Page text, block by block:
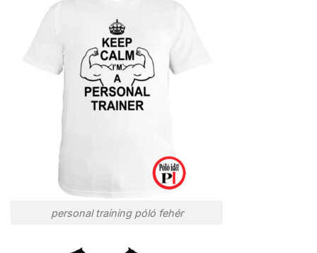
personal training póló fehér